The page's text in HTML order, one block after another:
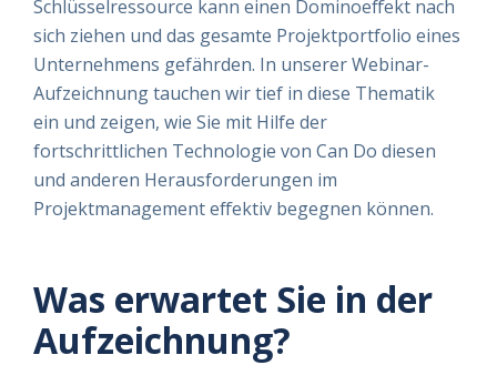
Schlüsselressource kann einen Dominoeffekt nach
sich ziehen und das gesamte Projektportfolio eines
Unternehmens gefährden. In unserer Webinar-
Aufzeichnung tauchen wir tief in diese Thematik
ein und zeigen, wie Sie mit Hilfe der
fortschrittlichen Technologie von Can Do diesen
und anderen Herausforderungen im
Projektmanagement effektiv begegnen können.
Was erwartet Sie in der
Aufzeichnung?